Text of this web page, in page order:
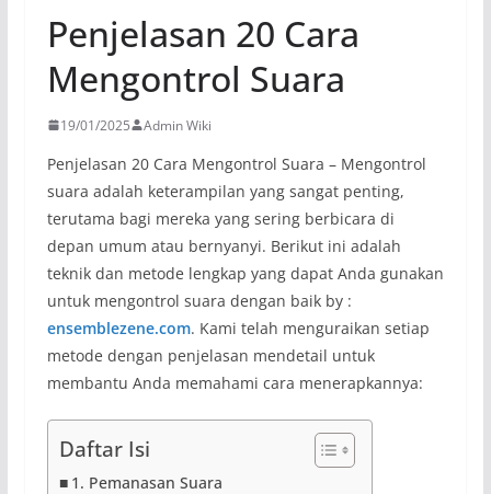
Penjelasan 20 Cara
Mengontrol Suara
19/01/2025 Admin Wiki
Penjelasan 20 Cara Mengontrol Suara – Mengontrol
suara adalah keterampilan yang sangat penting,
terutama bagi mereka yang sering berbicara di
depan umum atau bernyanyi. Berikut ini adalah
teknik dan metode lengkap yang dapat Anda gunakan
untuk mengontrol suara dengan baik by :
ensemblezene.com. Kami telah menguraikan setiap
metode dengan penjelasan mendetail untuk
membantu Anda memahami cara menerapkannya:
Daftar Isi
1. Pemanasan Suara